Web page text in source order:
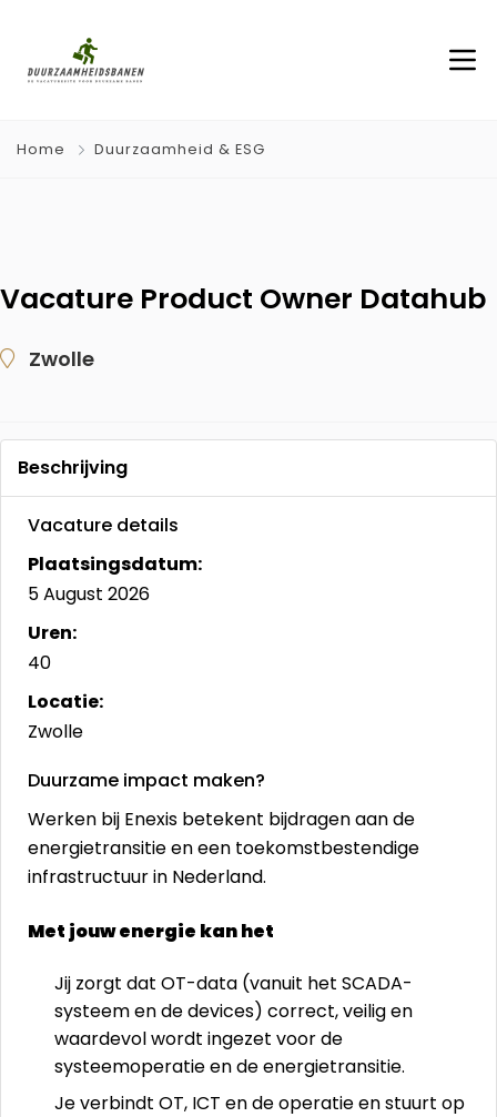
Home Duurzaamheid & ESG
Vacature Product Owner Datahub
Zwolle
Beschrijving
Vacature details
Plaatsingsdatum:
5 August 2026
Uren:
40
Locatie:
Zwolle
Duurzame impact maken?
Werken bij Enexis betekent bijdragen aan de
energietransitie en een toekomstbestendige
infrastructuur in Nederland.
Met jouw energie kan het
Jij zorgt dat OT-data (vanuit het SCADA-
systeem en de devices) correct, veilig en
waardevol wordt ingezet voor de
systeemoperatie en de energietransitie.
Je verbindt OT, ICT en de operatie en stuurt op